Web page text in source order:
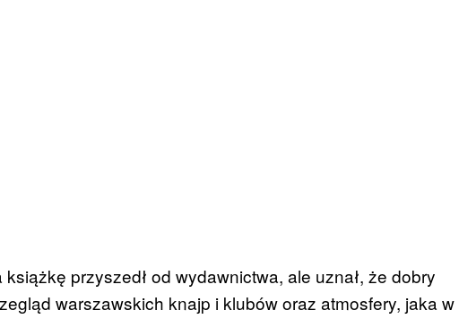
przyszedł od wydawnictwa, ale uznał, że dobry
warszawskich knajp i klubów oraz atmosfery, jaka w